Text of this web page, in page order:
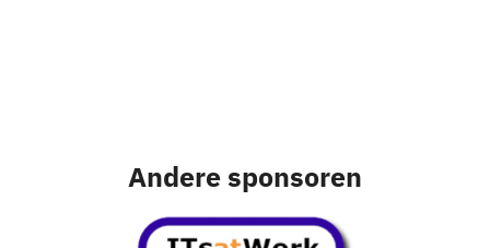
Andere sponsoren